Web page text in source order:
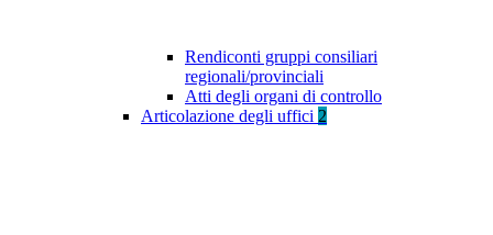
Rendiconti gruppi consiliari
regionali/provinciali
Atti degli organi di controllo
Articolazione degli uffici 2